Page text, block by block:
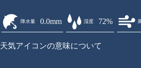
降水量 0.0mm 湿度 72%
天気アイコンの意味について